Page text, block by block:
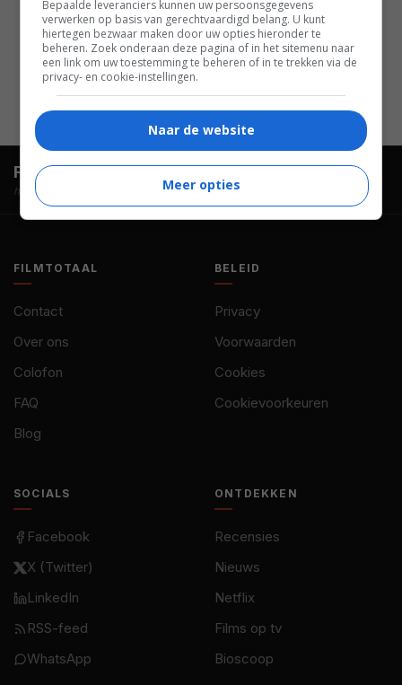
Pavadé, Mathieu Spinosi,
Hélène Stadnicki,Hubert
Gouleret,Kevin Boise,Geoffrey
Piet,Stéphanie Gesnel
FilmTotaal.Hét online filmoverzicht.
hosted by
FILMTOTAAL
Contact
Over ons
Colofon
FAQ
Blog
BELEID
Privacy
Voorwaarden
Cookies
Cookievoorkeuren
SOCIALS
Facebook
X (Twitter)
LinkedIn
RSS-feed
WhatsApp
ONTDEKKEN
Recensies
Nieuws
Netflix
Films op tv
Bioscoop
Bepaalde leveranciers kunnen uw persoonsgegevens
verwerken op basis van gerechtvaardigd belang. U kunt
hiertegen bezwaar maken door uw opties hieronder te
beheren. Zoek onderaan deze pagina of in het sitemenu naar
een link om uw toestemming te beheren of in te trekken via de
privacy- en cookie-instellingen.
Naar de website
Meer opties